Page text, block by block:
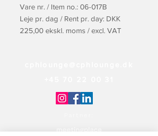
Vare nr. / Item no.: 06-017B
Leje pr. dag / Rent pr. day: DKK
225,00 ekskl. moms / excl. VAT